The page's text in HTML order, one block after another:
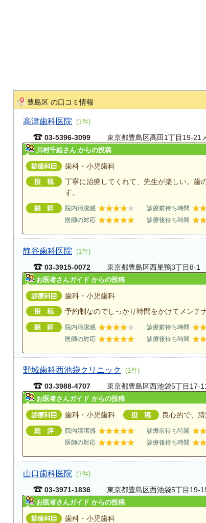
豊島区 の口コミ情報
高津歯科医院 (1件)
03-5396-3099 東京都豊島区高田1丁目19-21
川村千絵さん からの投稿
歯科・小児歯科
丁寧に治療してくれて、先生が楽しい。歯
す。
院内清潔感 診療前待ち時間
医師の対応
診療後待ち時間
静谷歯科医院 (1件)
03-3915-0072 東京都豊島区西巣鴨3丁目8-1
お医者さんガイド からの投稿
歯科・小児歯科
予約制なのでしっかり時間をかけてメンテ
院内清潔感 診療前待ち時間
医師の対応
診療後待ち時間
野城歯科西池袋クリニック (1件)
03-3988-4707 東京都豊島区西池袋5丁目17-
お医者さんガイド からの投稿
歯科・小児歯科 良心的で、
院内清潔感 診療前待ち時間
医師の対応
診療後待ち時間
山口歯科医院 (1件)
03-3971-1836 東京都豊島区西池袋5丁目19-
お医者さんガイド からの投稿
歯科・小児歯科